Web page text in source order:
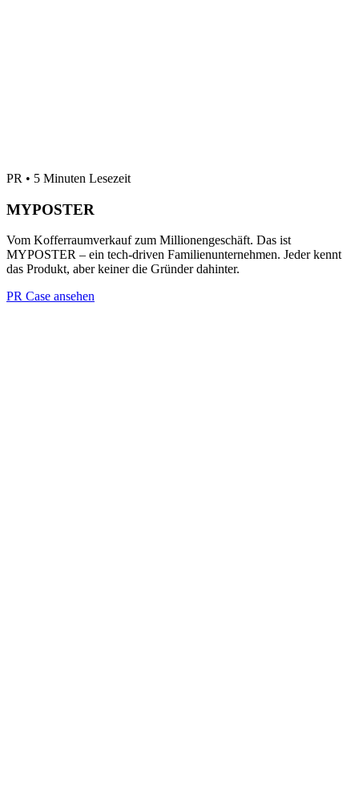
PR • 5 Minuten Lesezeit
MYPOSTER
Vom Kofferraumverkauf zum Millionengeschäft. Das ist
MYPOSTER – ein tech-driven Familienunternehmen. Jeder kennt
das Produkt, aber keiner die Gründer dahinter.
PR Case ansehen